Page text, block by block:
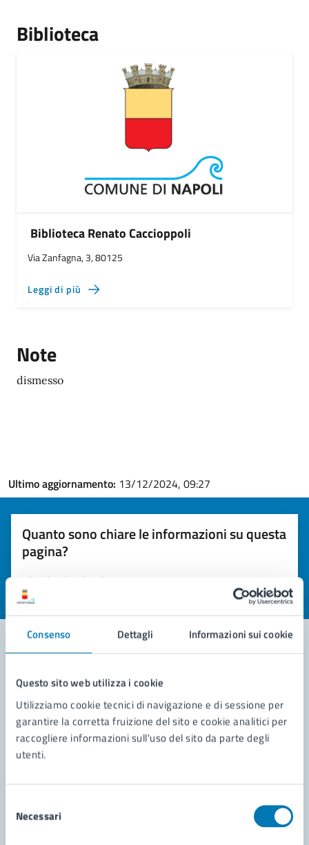
Consenso Dettagli Informazioni sui cookie
Questo sito web utilizza i cookie
Utilizziamo cookie tecnici di navigazione e di sessione per
garantire la corretta fruizione del sito e cookie analitici per
raccogliere informazioni sull'uso del sito da parte degli
utenti.
delNecessari
Biblioteca
Biblioteca Renato Caccioppoli
Via Zanfagna, 3, 80125
Leggi di più
Note
dismesso
Ultimo aggiornamento: 13/12/2024, 09:27
Quanto sono chiare le informazioni su questa
pagina?
Valuta la chiarezza delle informazioni (da 1 a 5 stelle)
Seleziona il numero di stelle per valutare la chiarezza delle
Valuta 1 stelle su 5
Contatta il comune
Leggi le domande frequenti
Richiedi assistenza